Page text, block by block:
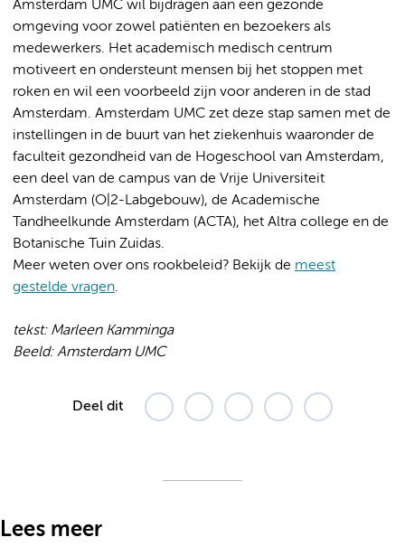
Amsterdam UMC wil bijdragen aan een gezonde
omgeving voor zowel patiënten en bezoekers als
medewerkers. Het academisch medisch centrum
motiveert en ondersteunt mensen bij het stoppen met
roken en wil een voorbeeld zijn voor anderen in de stad
Amsterdam. Amsterdam UMC zet deze stap samen met de
instellingen in de buurt van het ziekenhuis waaronder de
faculteit gezondheid van de Hogeschool van Amsterdam,
een deel van de campus van de Vrije Universiteit
Amsterdam (O|2-Labgebouw), de Academische
Tandheelkunde Amsterdam (ACTA), het Altra college en de
Botanische Tuin Zuidas.
Meer weten over ons rookbeleid? Bekijk de meest
gestelde vragen.
tekst: Marleen Kamminga
Beeld: Amsterdam UMC
Deel dit
Lees meer